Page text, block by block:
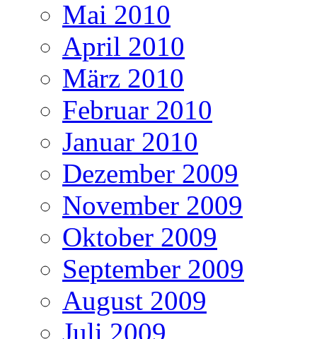
Mai 2010
April 2010
März 2010
Februar 2010
Januar 2010
Dezember 2009
November 2009
Oktober 2009
September 2009
August 2009
Juli 2009